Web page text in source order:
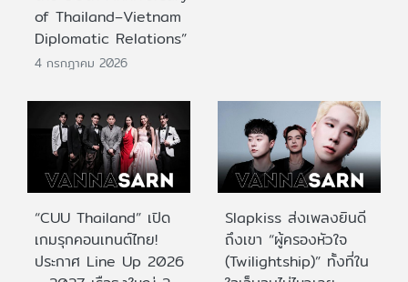
of Thailand–Vietnam
Diplomatic Relations”
4 กรกฎาคม 2026
“CUU Thailand” เปิด
เกมรุกคอนเทนต์ไทย!
ประกาศ Line Up 2026
Slapkiss ส่งเพลงยินดี
ถึงเขา “ผู้ครองหัวใจ
(Twilightship)” ทั้งที่ใน